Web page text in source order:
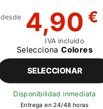
desde 4,90 €
IVA incluido
SeleccionaColores
SELECCIONAR
Disponibilidad inmediata
Entrega en 24/48 horas